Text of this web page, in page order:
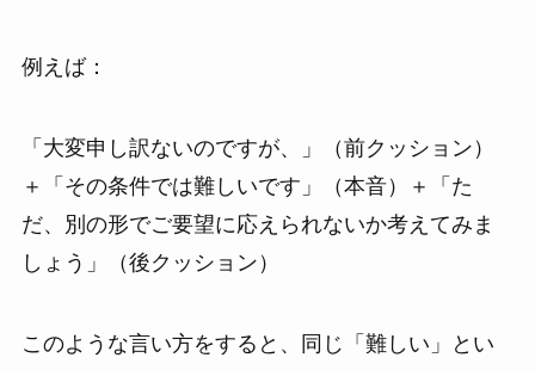
例えば：
「大変申し訳ないのですが、」（前クッション）
＋「その条件では難しいです」（本音）＋「た
だ、別の形でご要望に応えられないか考えてみま
しょう」（後クッション）
このような言い方をすると、同じ「難しい」とい